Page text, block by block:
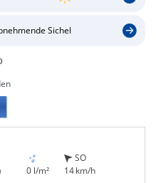
Sichel
0 l/m²
SO
14 km/h